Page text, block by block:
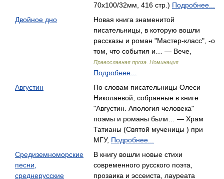
70x100/32мм, 416 стр.) Подробнее...
Двойное дно
Новая книга знаменитой
писательницы, в которую вошли
рассказы и роман "Мастер-класс", -о
том, что события и… — Вече,
Православная проза. Номинация
Подробнее...
Августин
По словам писательницы Олеси
Николаевой, собранные в книге
"Августин. Апология человека"
поэмы и романы были… — Храм
Татианы (Святой мученицы ) при
МГУ, Подробнее...
Средиземноморские
песни,
среднерусские
В книгу вошли новые стихи
современного русского поэта,
прозаика и эссеиста, лауреата